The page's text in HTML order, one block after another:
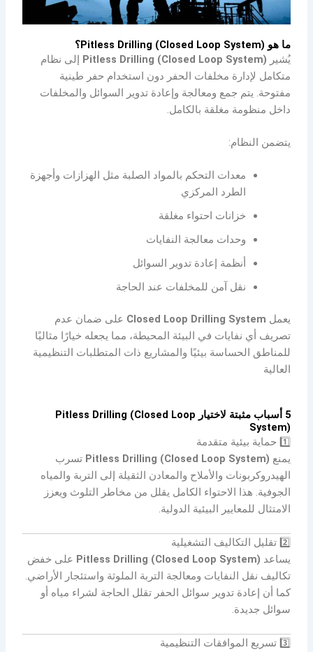
ما هو Pitless Drilling (Closed Loop System)؟
يُشير Pitless Drilling (Closed Loop System) إلى نظام
متكامل لإدارة مخلفات الحفر دون استخدام حفر طينية
مفتوحة. يتم جمع ومعالجة وإعادة تدوير السوائل والمخلفات
داخل منظومة مغلقة بالكامل.
يتضمن النظام:
معدات التحكم بالمواد الصلبة مثل الهزازات وأجهزة
الطرد المركزي
خزانات احتواء مغلقة
وحدات معالجة النفايات
أنظمة إعادة تدوير السوائل
نقل آمن للمخلفات عند الحاجة
يعمل Closed Loop Drilling System على ضمان عدم
تصريف أي نفايات في البيئة المحيطة، مما يجعله خيارًا مثاليًا
للمناطق الحساسة بيئيًا والمشاريع ذات المتطلبات التنظيمية
العالية
5 أسباب مثبتة لاختيار Pitless Drilling (Closed Loop
System)
1️⃣ حماية بيئية متقدمة
يمنع Pitless Drilling (Closed Loop System) تسرب
الهيدروكربونات والأملاح والمعادن الثقيلة إلى التربة والمياه
الجوفية. هذا الاحتواء الكامل يقلل من مخاطر التلوث ويعزز
الامتثال للمعايير البيئية الدولية.
2️⃣ تقليل التكاليف التشغيلية
يساعد Pitless Drilling (Closed Loop System) على خفض
تكاليف نقل النفايات ومعالجة التربة الملوثة واستئجار الأراضي.
كما أن إعادة تدوير سوائل الحفر تقلل الحاجة لشراء مياه أو
سوائل جديدة.
3️⃣ تسريع الموافقات التنظيمية